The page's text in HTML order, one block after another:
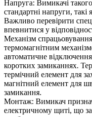
Напруга: Вимикачі
стандартні напруги,
Важливо перевірити
впевнитися у
Механізм
термомагнітним
автоматичне
коротких замиканнях.
термічний елемент для
магнітний елемент для
замикання.
Монтаж: Вимикач
електричному щиті, що